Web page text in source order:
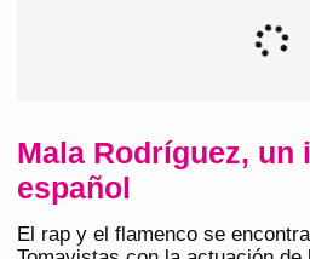
Mala Rodríguez, un
español
El rap y el flamenco se